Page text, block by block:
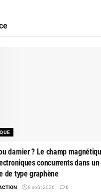
damier ? Le champ
concurrents dans
de type graphène
8 août 2026 0